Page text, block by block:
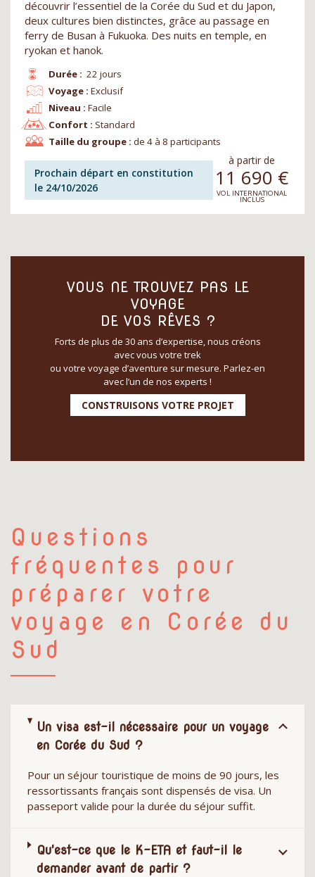
découvrir l’essentiel de la Corée du Sud et du Japon,
deux cultures bien distinctes, grâce au passage en
ferry de Busan à Fukuoka. Des nuits en temple, en
ryokan et hanok.
Durée : 22 jours
Niveau : Facile
Voyage : Exclusif
Confort : Standard
Taille du groupe : de 4 à 8 participants
Prochain départ en constitution
le 24/10/2026
à partir de
11 690 €
VOL INTERNATIONAL
INCLUS
VOUS NE TROUVEZ PAS LE
VOYAGE
DE VOS RÊVES ?
Forts de plus de 30 ans d’expertise, nous créons
avec vous votre trek
ou votre voyage d’aventure sur mesure. Parlez-en
avec l’un de nos experts !
CONSTRUISONS VOTRE PROJET
Questions
fréquentes pour
préparer votre
voyage en Corée du
Sud
Un visa est-il nécessaire pour un voyage
en Corée du Sud ?
Pour un séjour touristique de moins de 90 jours, les
ressortissants français sont dispensés de visa. Un
passeport valide pour la durée du séjour suffit.
Qu'est-ce que le K-ETA et faut-il le
demander avant de partir ?